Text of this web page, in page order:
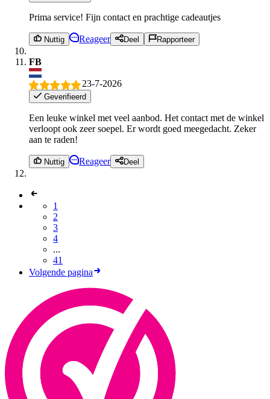
Prima service! Fijn contact en prachtige cadeautjes
Nuttig Reageer Deel Rapporteer
FB
23-7-2026
Geverifieerd
Een leuke winkel met veel aanbod. Het contact met de winkel
verloopt ook zeer soepel. Er wordt goed meegedacht. Zeker
aan te raden!
Nuttig Reageer Deel
1
2
3
4
...
41
Volgende pagina